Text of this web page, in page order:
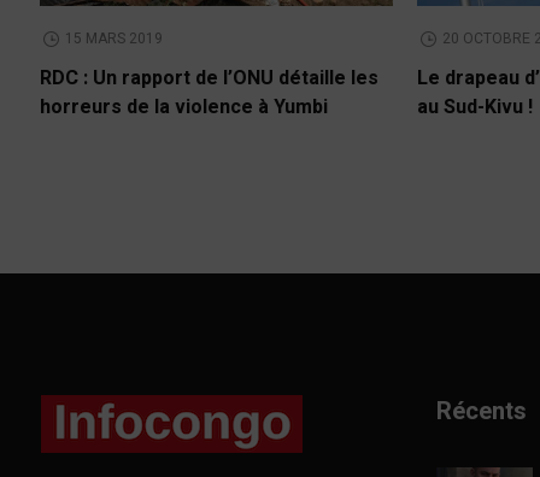
15 MARS 2019
RDC : Un rapport de l’ONU détaille les
horreurs de la violence à Yumbi
20 OCTOBRE
Le drapeau
au Sud-Kivu !
Récents